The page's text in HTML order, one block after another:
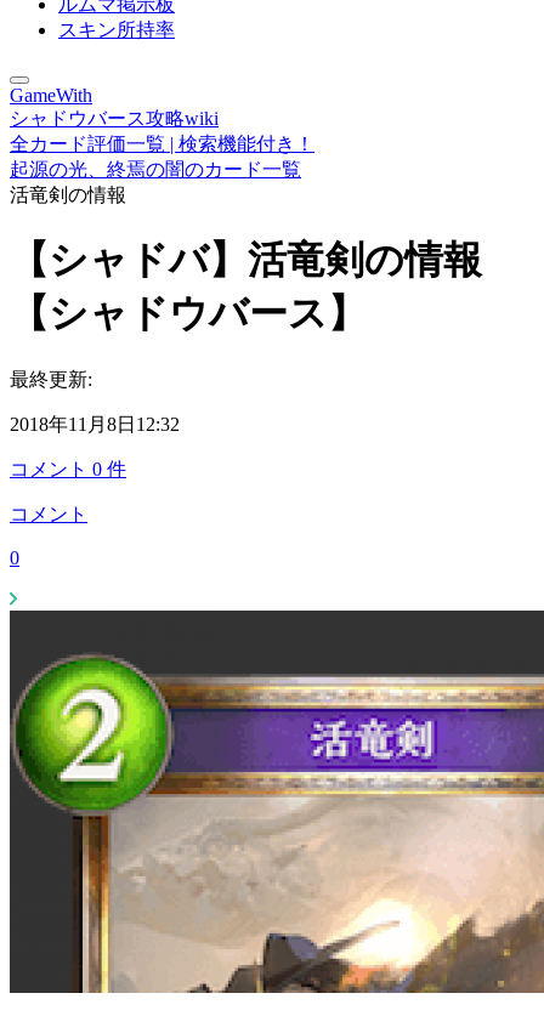
ルムマ掲示板
スキン所持率
GameWith
シャドウバース攻略wiki
全カード評価一覧 | 検索機能付き！
起源の光、終焉の闇のカード一覧
活竜剣の情報
【シャドバ】活竜剣の情報
【シャドウバース】
最終更新:
2018年11月8日12:32
コメント 0 件
コメント
0